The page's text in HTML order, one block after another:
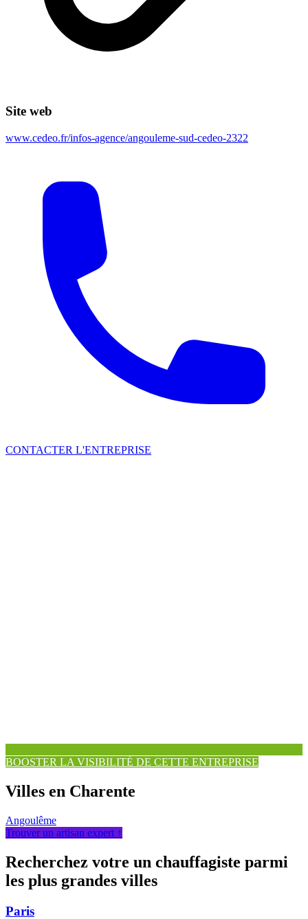
Site web
www.cedeo.fr/infos-agence/angouleme-sud-cedeo-2322
CONTACTER L'ENTREPRISE
BOOSTER LA VISIBILITÉ DE CETTE ENTREPRISE
Villes en Charente
Angoulême
Trouver un artisan expert ↑
Recherchez votre un chauffagiste parmi
les plus grandes villes
Paris